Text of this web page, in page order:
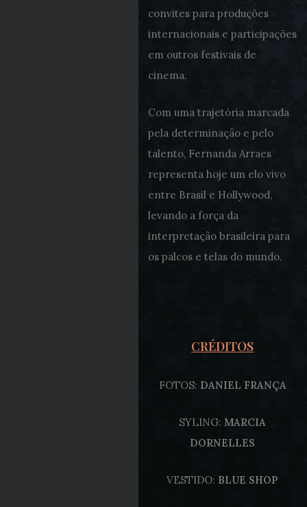
convites para produções
internacionais e participações
em outros festivais de
cinema.
Com uma trajetória marcada
pela determinação e pelo
talento, Fernanda Arraes
representa hoje um elo vivo
entre Brasil e Hollywood,
levando a força da
interpretação brasileira para
os palcos e telas do mundo.
CRÉDITOS
FOTOS: DANIEL FRANÇA
SYLING:MARCIA
DORNELLES
VESTIDO: BLUE SHOP